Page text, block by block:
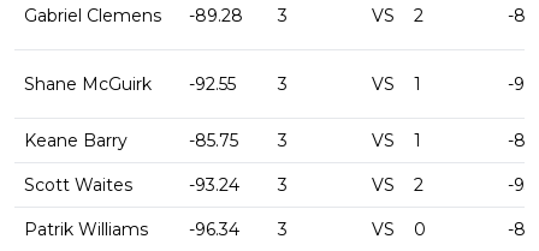
Gabriel Clemens -89.28 3 VS 2 -
Shane McGuirk -92.55 3 VS 1 -
Keane Barry -85.75 3 VS 1 -
Scott Waites -93.24 3 VS 2 -
Patrik Williams -96.34 3 VS 0 -